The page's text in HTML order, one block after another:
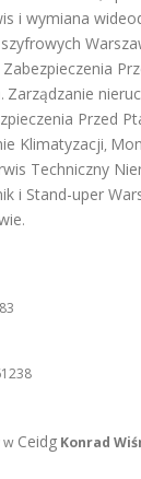
i wymiana
Zabezpieczenia
. Zarządzanie
Przed
Klimatyzacji,
Techniczny
i Stand-uper
.
w Ceidg Konrad